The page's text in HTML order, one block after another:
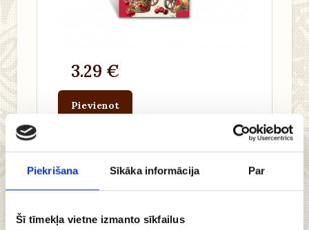
Piekrišana Sīkāka informācija Par
Šī tīmekļa vietne izmanto sīkfailus
3.29 €
Pievienot